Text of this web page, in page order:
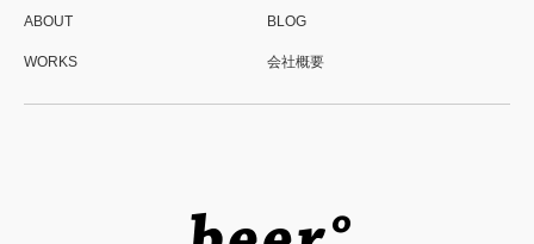
ABOUT
WORKS
BLOG
会社概要